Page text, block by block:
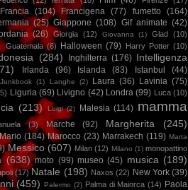
Francia (104) Francigena (77) fumetto (164)
(25) Giappone (108) Gif animate (42)
(26) Giorgia (12) Giovanna (1) Glad (10)
Guatemala (6) Halloween (79) Harry Potter (10)
(284) Inghilterra (176) Intelligenza
Irlanda (96) Islanda (83) Istanbul (44)
Junkbook (1) Langhe (2) Laura (36) Lavinia (75)
Liguria (69) Livigno (42) Londra (99) Luca (10)
(213) Luigi (2) Malesia (114) mamma
(3) Marche (92) Margherita (245)
Mario (184) Marocco (23) Marrakech (119) Marta
Messico (607) Milan (12) Milano (1) monopattino
(638) moto (99) museo (45) musica (189)
(17) Natale (198) Naxos (22) New York (39)
(459) Palermo (2) Palma di Maiorca (14) Paola